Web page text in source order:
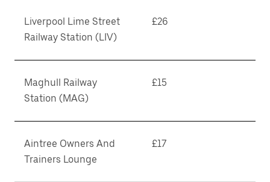
Liverpool Lime Street
Railway Station (LIV)
£26
Maghull Railway
Station (MAG)
£15
Aintree Owners And
Trainers Lounge
£17